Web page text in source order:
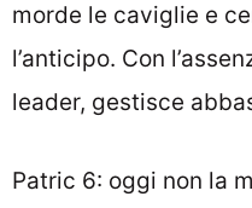
morde le caviglie e
l’anticipo. Con
leader, gestisce
Patric 6: oggi non la